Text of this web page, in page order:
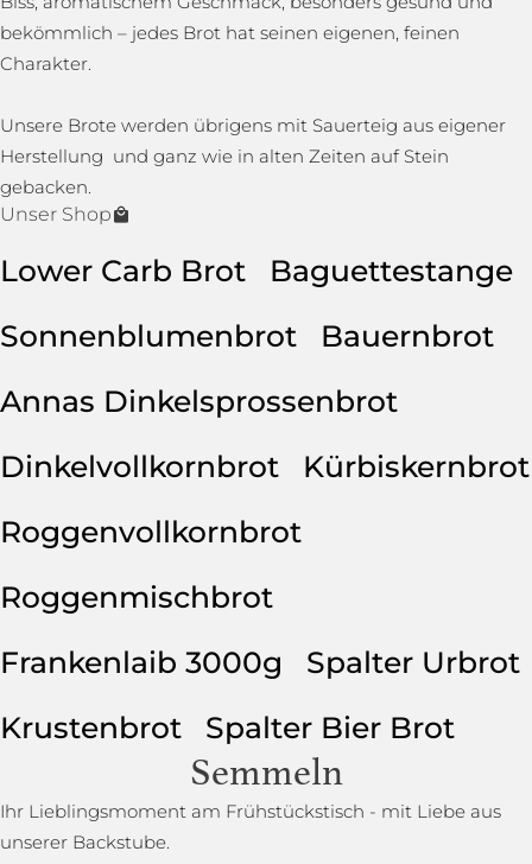
bekömmlich – jedes Brot hat seinen eigenen, feinen
Charakter.
Unsere Brote werden übrigens mit Sauerteig aus eigener
Herstellung und ganz wie in alten Zeiten auf Stein
gebacken.
Unser Shop
Lower Carb Brot
Baguettestange
Sonnenblumenbrot
Bauernbrot
Annas Dinkelsprossenbrot
Dinkelvollkornbrot
Kürbiskernbrot
Roggenvollkornbrot
Roggenmischbrot
Frankenlaib 3000g
Spalter Urbrot
Krustenbrot
Spalter Bier Brot
Semmeln
Ihr Lieblingsmoment am Frühstückstisch - mit Liebe aus
unserer Backstube.